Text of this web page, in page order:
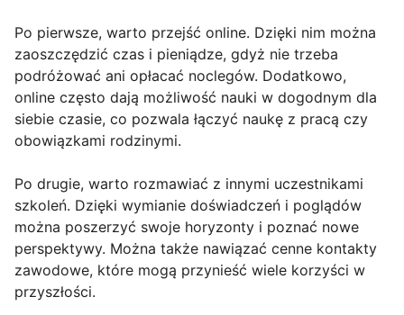
Po pierwsze, warto przejść online. Dzięki nim można
zaoszczędzić czas i pieniądze, gdyż nie trzeba
podróżować ani opłacać noclegów. Dodatkowo,
online często dają możliwość nauki w dogodnym dla
siebie czasie, co pozwala łączyć naukę z pracą czy
obowiązkami rodzinymi.
Po drugie, warto rozmawiać z innymi uczestnikami
szkoleń. Dzięki wymianie doświadczeń i poglądów
można poszerzyć swoje horyzonty i poznać nowe
perspektywy. Można także nawiązać cenne kontakty
zawodowe, które mogą przynieść wiele korzyści w
przyszłości.